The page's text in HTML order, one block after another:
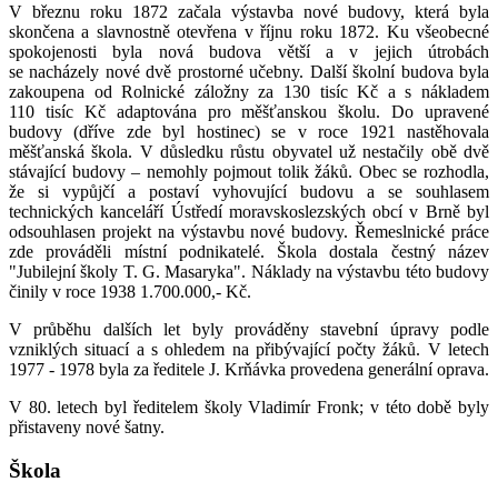
V březnu roku 1872 začala výstavba nové budovy, která byla
skončena a slavnostně otevřena v říjnu roku 1872. Ku všeobecné
spokojenosti byla nová budova větší a v jejich útrobách
se nacházely nové dvě prostorné učebny. Další školní budova byla
zakoupena od Rolnické záložny za 130 tisíc Kč a s nákladem
110 tisíc Kč adaptována pro měšťanskou školu. Do upravené
budovy (dříve zde byl hostinec) se v roce 1921 nastěhovala
měšťanská škola. V důsledku růstu obyvatel už nestačily obě dvě
stávající budovy – nemohly pojmout tolik žáků. Obec se rozhodla,
že si vypůjčí a postaví vyhovující budovu a se souhlasem
technických kanceláří Ústředí moravskoslezských obcí v Brně byl
odsouhlasen projekt na výstavbu nové budovy. Řemeslnické práce
zde prováděli místní podnikatelé. Škola dostala čestný název
"Jubilejní školy T. G. Masaryka". Náklady na výstavbu této budovy
činily v roce 1938 1.700.000,- Kč.
V průběhu dalších let byly prováděny stavební úpravy podle
vzniklých situací a s ohledem na přibývající počty žáků. V letech
1977 - 1978 byla za ředitele J. Krňávka provedena generální oprava.
V 80. letech byl ředitelem školy Vladimír Fronk; v této době byly
přistaveny nové šatny.
Škola